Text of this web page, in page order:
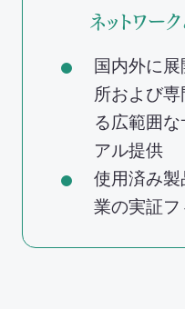
ネットワー
国内外に
所および
る広範囲
アル提供
使用済み
業の実証